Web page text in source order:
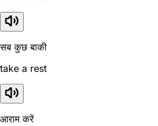
सब कुछ बाकी
take a rest
आराम करें